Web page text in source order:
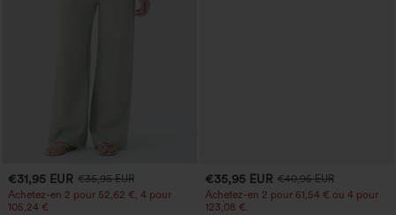
€31,95 EUR €35,95 EUR
Achetez-en 2 pour 52,62 €, 4 pour
105,24 €
€35,95 EUR €40,95 EUR
Achetez-en 2 pour 61,54 € ou 4 pour
123,08 €.